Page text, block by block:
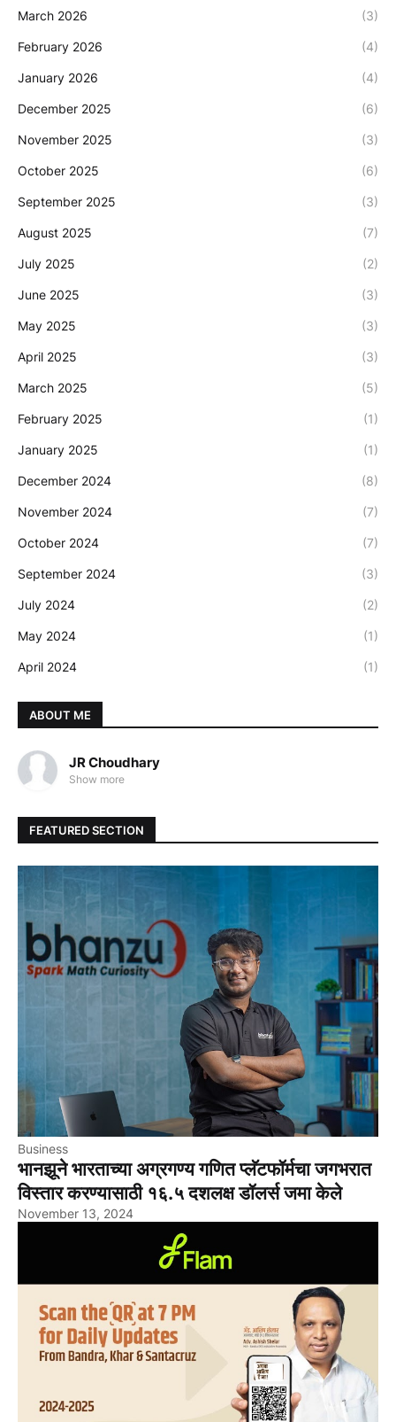
March 2026 (3)
February 2026 (4)
January 2026 (4)
December 2025 (6)
November 2025 (3)
October 2025 (6)
September 2025 (3)
August 2025 (7)
July 2025 (2)
June 2025 (3)
May 2025 (3)
April 2025 (3)
March 2025 (5)
February 2025 (1)
January 2025 (1)
December 2024 (8)
November 2024 (7)
October 2024 (7)
September 2024 (3)
July 2024 (2)
May 2024 (1)
April 2024 (1)
ABOUT ME
JR Choudhary
Show more
FEATURED SECTION
Business
भानझूने भारताच्या अग्रगण्य गणित प्लॅटफॉर्मचा जगभरात
विस्तार करण्यासाठी १६.५ दशलक्ष डॉलर्स जमा केले
November 13, 2024